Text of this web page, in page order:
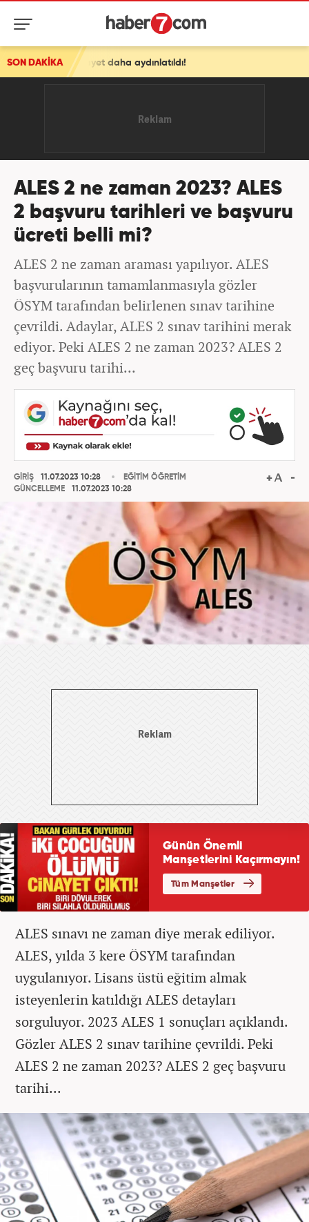
SON DAKİKA
aydınlatıldı!
ALES 2 ne zaman 2023? ALES
2 başvuru tarihleri ve başvuru
ücreti belli mi?
ALES 2 ne zaman araması yapılıyor. ALES
başvurularının tamamlanmasıyla gözler
ÖSYM tarafından belirlenen sınav tarihine
çevrildi. Adaylar, ALES 2 sınav tarihini merak
ediyor. Peki ALES 2 ne zaman 2023? ALES 2
geç başvuru tarihi...
GİRİŞ
11.07.2023 10:28
GÜNCELLEME
11.07.2023 10:28
EĞİTİM ÖĞRETİM
ALES sınavı ne zaman diye merak ediliyor.
ALES, yılda 3 kere ÖSYM tarafından
uygulanıyor. Lisans üstü eğitim almak
isteyenlerin katıldığı ALES detayları
sorguluyor. 2023 ALES 1 sonuçları açıklandı.
Gözler ALES 2 sınav tarihine çevrildi. Peki
ALES 2 ne zaman 2023? ALES 2 geç başvuru
tarihi...